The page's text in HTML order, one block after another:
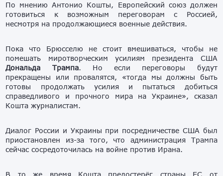
По мнению Антонио Кошты, Европейский союз должен
готовиться к возможным переговорам с Россией,
несмотря на продолжающиеся военные действия.
Пока что Брюсселю не стоит вмешиваться, чтобы не
помешать миротворческим усилиям президента США
Дональда Трампа. Но если переговоры будут
прекращены или провалятся, «тогда мы должны быть
готовы продолжать усилия и пытаться добиться
справедливого и прочного мира на Украине», сказал
Кошта журналистам.
Диалог России и Украины при посредничестве США был
приостановлен из-за того, что администрация Трампа
сейчас сосредоточилась на войне против Ирана.